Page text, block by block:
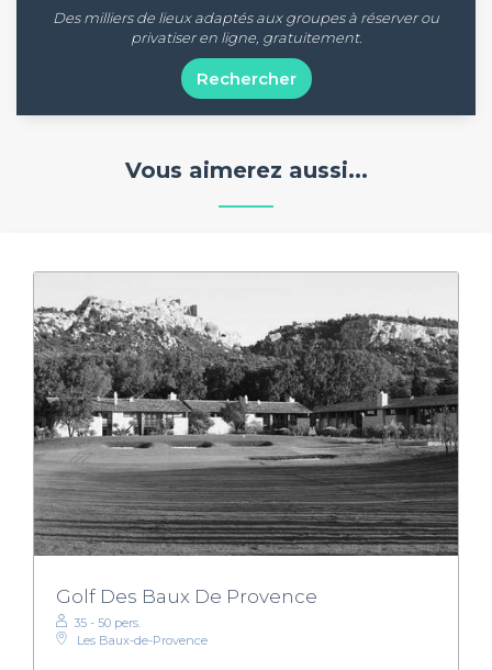
Des milliers de lieux adaptés aux groupes à réserver ou
privatiser en ligne, gratuitement.
Rechercher
Vous aimerez aussi...
Golf Des Baux De Provence
35 - 50 pers.
Les Baux-de-Provence